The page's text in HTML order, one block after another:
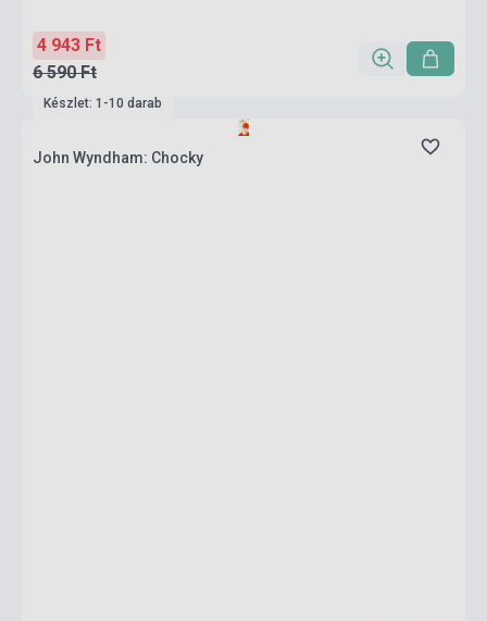
4 943 Ft
6 590 Ft
Készlet: 1-10 darab
John Wyndham: Chocky